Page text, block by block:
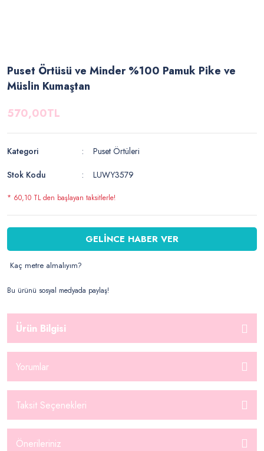
Puset Örtüsü ve Minder %100 Pamuk Pike ve
Müslin Kumaştan
570,00TL
Kategori
Puset Örtüleri
Stok Kodu
LUWY3579
* 60,10 TL den başlayan taksitlerle!
GELİNCE HABER VER
Kaç metre almalıyım?
Bu ürünü sosyal medyada paylaş!
Ürün Bilgisi
Yorumlar
Taksit Seçenekleri
Önerileriniz